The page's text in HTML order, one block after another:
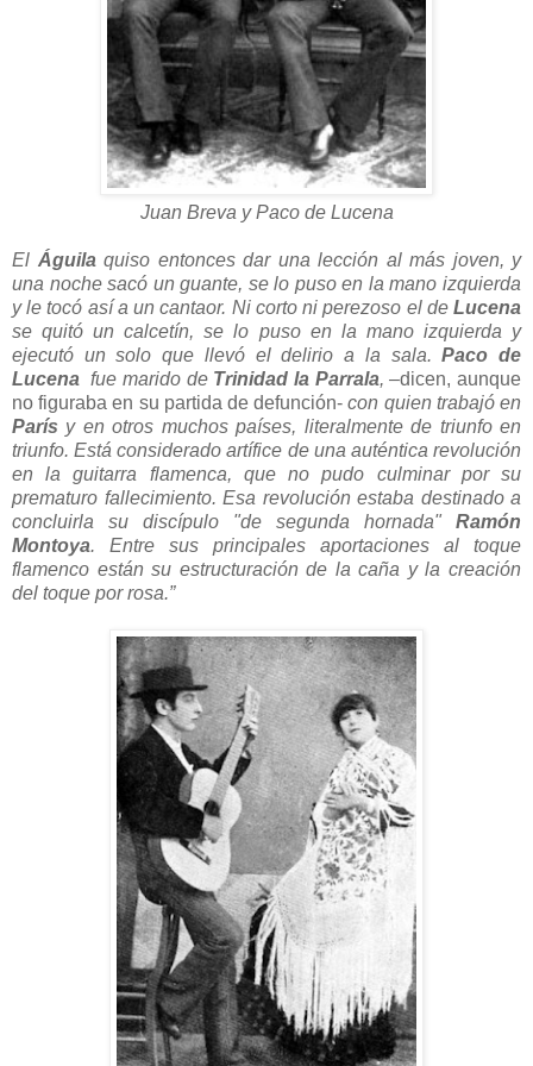
Juan Breva y Paco de Lucena
El Águila quiso entonces dar una lección al más joven, y
una noche sacó un guante, se lo puso en la mano izquierda
y le tocó así a un cantaor. Ni corto ni perezoso el de Lucena
se quitó un calcetín, se lo puso en la mano izquierda y
ejecutó un solo que llevó el delirio a la sala.Paco de
Lucena fue marido de Trinidad la Parrala,–dicen, aunque
no figuraba en su partida de defunción- con quien trabajó en
París y en otros muchos países, literalmente de triunfo en
triunfo. Está considerado artífice de una auténtica revolución
en la guitarra flamenca, que no pudo culminar por su
prematuro fallecimiento. Esa revolución estaba destinado a
concluirla su discípulo "de segunda hornada" Ramón
Montoya. Entre sus principales aportaciones al toque
flamenco están su estructuración de la caña y la creación
del toque por rosa.”